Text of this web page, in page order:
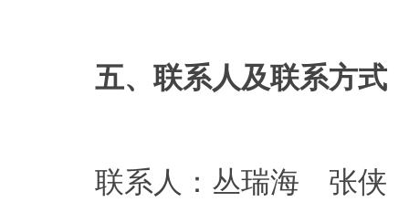
五、联系人及联系方式
联系人：丛瑞海 张侠